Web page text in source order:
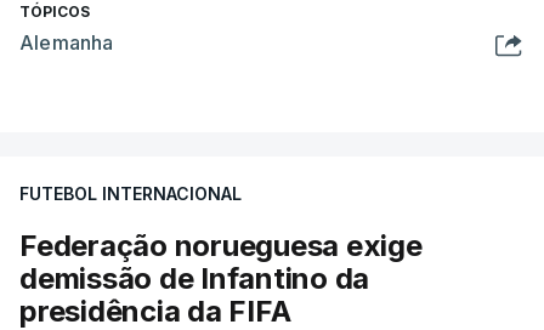
TÓPICOS
Alemanha
FUTEBOL INTERNACIONAL
Federação norueguesa exige
demissão de Infantino da
presidência da FIFA